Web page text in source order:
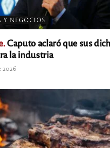
Y NEGOCIOS
Caputo aclaró que sus
la industria
2026